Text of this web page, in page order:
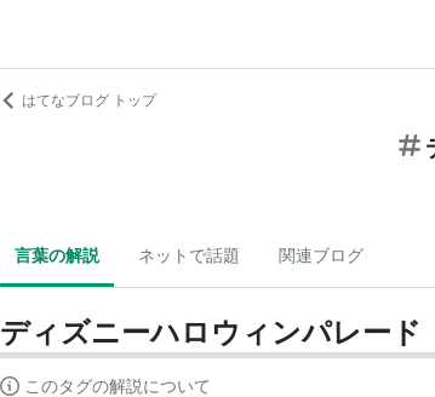
はてなブログ トップ
言葉の解説 ネットで話題 関連ブログ
ディズニーハロウィンパレード
このタグの解説について